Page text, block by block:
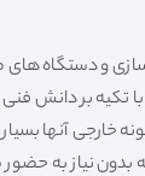
تکیه بر دانش
آنها بسیار
بدون نیاز به